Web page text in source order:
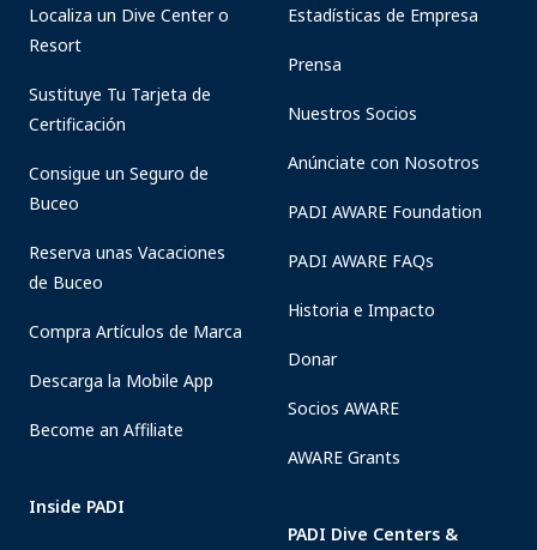
Localiza un Dive Center o
Resort
Sustituye Tu Tarjeta de
Certificación
Consigue un Seguro de
Buceo
Reserva unas Vacaciones
de Buceo
Compra Artículos de Marca
Descarga la Mobile App
Become an Affiliate
Inside PADI
Estadísticas de Empresa
Prensa
Nuestros Socios
Anúnciate con Nosotros
PADI AWARE Foundation
PADI AWARE FAQs
Historia e Impacto
Donar
Socios AWARE
AWARE Grants
PADI Dive Centers &